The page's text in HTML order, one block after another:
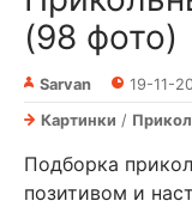
(98 фото)
Sarvan 19-11-
Картинки /
Подборка
позитивом и